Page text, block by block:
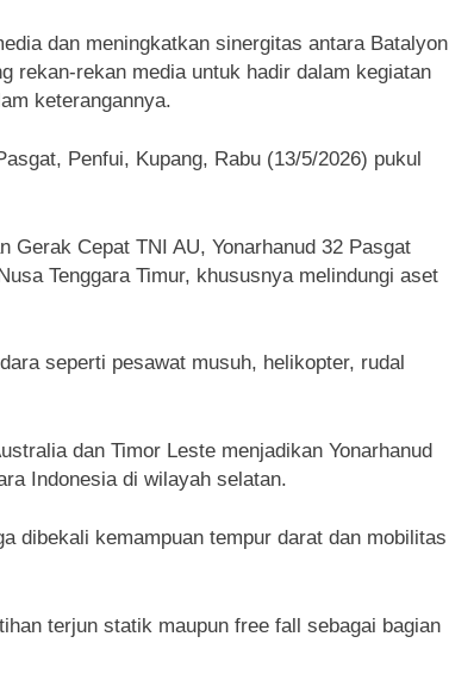
dan meningkatkan sinergitas antara Batalyon
rekan-rekan media untuk hadir dalam kegiatan
keterangannya.
Penfui, Kupang, Rabu (13/5/2026) pukul
Gerak Cepat TNI AU, Yonarhanud 32 Pasgat
Tenggara Timur, khususnya melindungi aset
seperti pesawat musuh, helikopter, rudal
dan Timor Leste menjadikan Yonarhanud
Indonesia di wilayah selatan.
dibekali kemampuan tempur darat dan mobilitas
terjun statik maupun free fall sebagai bagian